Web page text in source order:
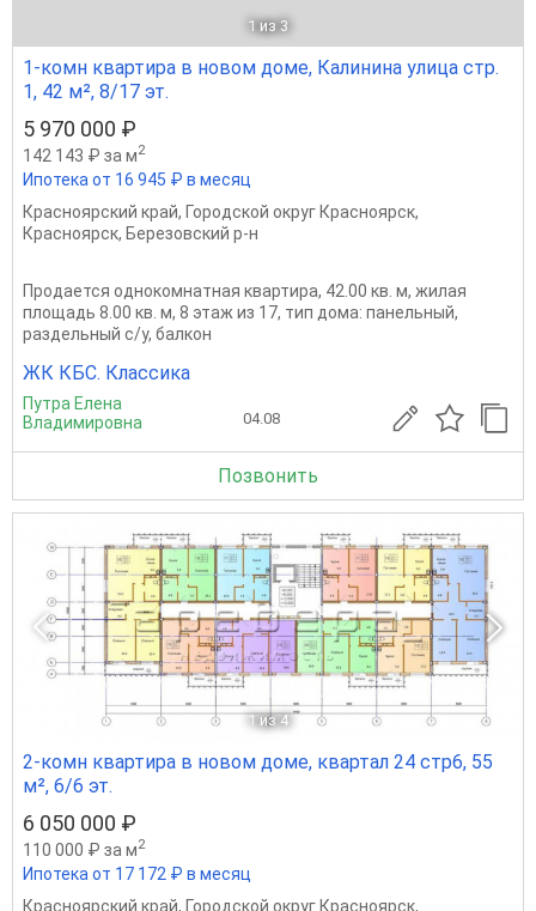
1 из 3
1-комн квартира в новом доме, Калинина улица стр.
1, 42 м², 8/17 эт.
5 970 000 ₽
142 143 ₽ за м2
Ипотека от 16 945 ₽ в месяц
Красноярский край, Городской округ Красноярск,
Красноярск, Березовский р-н
Продается однокомнатная квартира, 42.00 кв. м, жилая
площадь 8.00 кв. м, 8 этаж из 17, тип дома: панельный,
раздельный с/у, балкон
ЖК КБС. Классика
Путра Елена
Владимировна
04.08
Позвонить
1 из 4
2-комн квартира в новом доме, квартал 24 стр6, 55
м², 6/6 эт.
6 050 000 ₽
110 000 ₽ за м2
Ипотека от 17 172 ₽ в месяц
Красноярский край, Городской округ Красноярск,